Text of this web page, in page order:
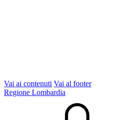
Vai ai contenuti Vai al footer
Regione Lombardia